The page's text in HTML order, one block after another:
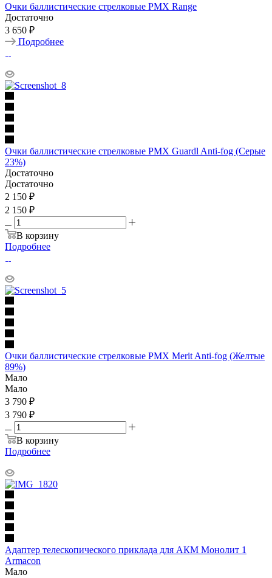
Очки баллистические стрелковые PMX Range
Достаточно
3 650 ₽
Подробнее
Очки баллистические стрелковые PMX Guardl Anti-fog (Серые
23%)
Достаточно
Достаточно
2 150 ₽
2 150 ₽
В корзину
Подробнее
Очки баллистические стрелковые PMX Merit Anti-fog (Желтые
89%)
Мало
Мало
3 790 ₽
3 790 ₽
В корзину
Подробнее
Адаптер телескопического приклада для АКМ Монолит 1
Armacon
Мало